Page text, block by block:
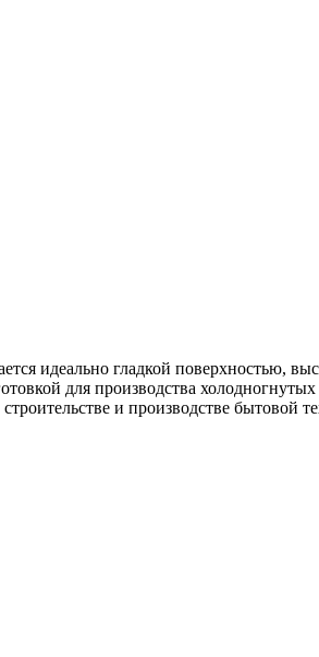
идеально гладкой поверхностью,
для производства
и производстве бытовой